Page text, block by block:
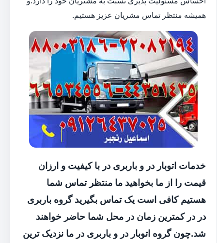
همیشه منتظر تماس مشریان عزیز هستیم.
خدمات اتوبار در و باربری در با کیفیت و ارزان
قیمت را از ما بخواهید ما منتظر تماس شما
هستیم کافی است یک تماس بگیرید گروه باربری
در در کمترین زمان در محل شما حاضر خواهند
شد.چون گروه اتوبار در و باربری در ما نزدیک ترین